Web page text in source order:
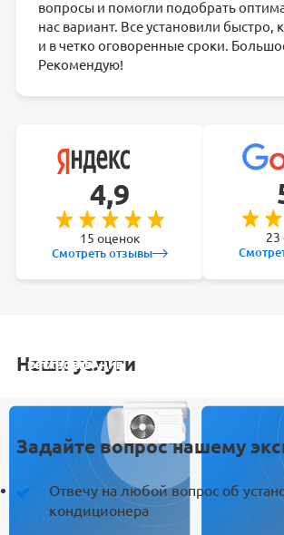
вопросы и помогли подобрать
нас вариант. Все установили быстро,
и в четко оговоренные сроки.
Рекомендую!
4,9
15 оценок
Смотреть отзывы
23
Наши услуги
УСТАНОВКА
ОБСЛУЖИВАНИЕ
Задайте вопрос нашему
Отвечу на любой вопрос об
кондиционера